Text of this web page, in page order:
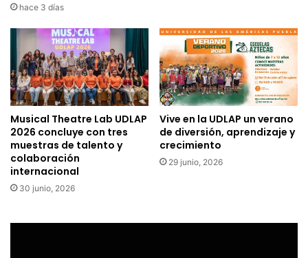
hace 3 días
Musical Theatre Lab UDLAP
2026 concluye con tres
muestras de talento y
colaboración
internacional
30 junio, 2026
Vive en la UDLAP un verano
de diversión, aprendizaje y
crecimiento
29 junio, 2026